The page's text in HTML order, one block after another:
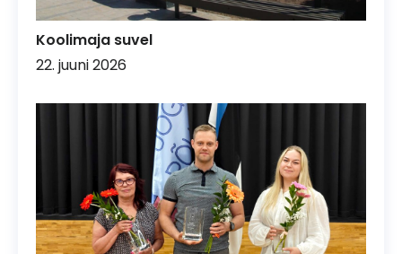
Koolimaja suvel
22. juuni 2026